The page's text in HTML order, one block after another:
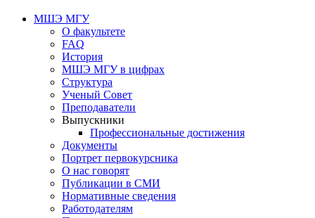
МШЭ МГУ
О факультете
FAQ
История
МШЭ МГУ в цифрах
Структура
Ученый Совет
Преподаватели
Выпускники
Профессиональные достижения
Документы
Портрет первокурсника
О нас говорят
Публикации в СМИ
Нормативные сведения
Работодателям